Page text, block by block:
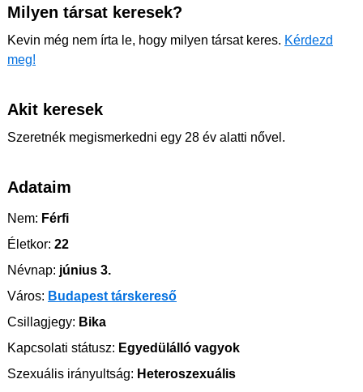
Milyen társat keresek?
Kevin még nem írta le, hogy milyen társat keres. Kérdezd
meg!
Akit keresek
Szeretnék megismerkedni egy 28 év alatti nővel.
Adataim
Nem: Férfi
Életkor: 22
Névnap: június 3.
Város: Budapest társkereső
Csillagjegy: Bika
Kapcsolati státusz: Egyedülálló vagyok
Szexuális irányultság: Heteroszexuális